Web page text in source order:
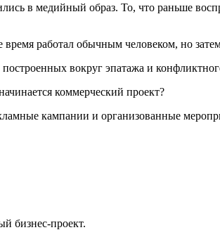
в медийный образ. То, что раньше
работал обычным человеком, но
вокруг эпатажа и
коммерческий проект?
кампании и организованные
бизнес-проект.